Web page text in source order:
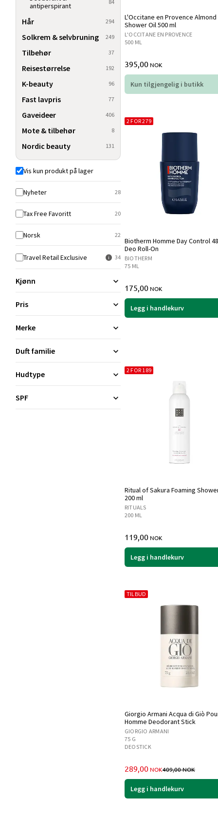
antiperspirant
84
Hår 294
Solkrem & selvbruning 249
Tilbehør 37
Reisestørrelse 192
K-beauty 96
Fast lavpris 77
Gaveideer 406
Mote & tilbehør 8
Nordic beauty 131
Vis kun produkt på lager
Nyheter 28
Tax Free Favoritt 20
Norsk 22
Travel Retail Exclusive 34
Kjønn
Pris
Merke
Duft familie
Hudtype
SPF
L'Occitane en Provence Almond
Shower Oil 500 ml
L'OCCITANE EN PROVENCE
500 ML
395,00 NOK
Kun tilgjengelig i butikk
Biotherm Homme Day Control
Deo Roll-On
2 FOR 279
BIOTHERM
75 ML
175,00 NOK
Legg i handlekurv
Ritual of Sakura Foaming
200 ml
2 FOR 189
RITUALS
200 ML
119,00 NOK
Legg i handlekurv
Giorgio Armani Acqua di Giò
Homme Deodorant Stick
TILBUD
GIORGIO ARMANI
75 G
DEOSTICK
TILBUDSPRIS
289,00 NOKPRIS FØR
409,00NOK
Legg i handlekurv